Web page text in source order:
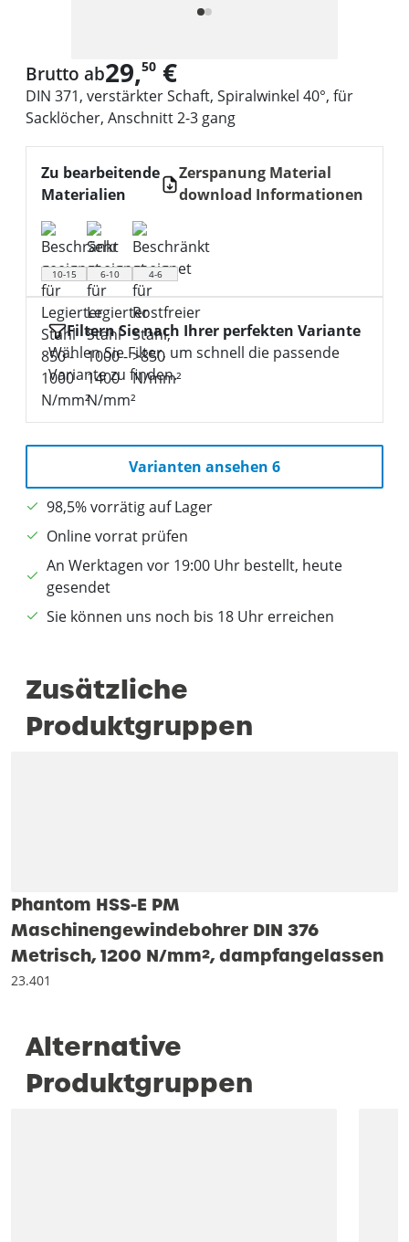
Brutto ab29,50 €
DIN 371, verstärkter Schaft, Spiralwinkel 40°, für
Sacklöcher, Anschnitt 2-3 gang
Zu bearbeitende
Materialien
Zerspanung Material
download Informationen
10-15 6-10 4-6
Filtern Sie nach Ihrer perfekten Variante
Wählen Sie Filter, um schnell die passende
Variante zu finden.
Varianten ansehen 6
98,5% vorrätig auf Lager
Online vorrat prüfen
An Werktagen vor 19:00 Uhr bestellt, heute
gesendet
Sie können uns noch bis 18 Uhr erreichen
Zusätzliche
Produktgruppen
Phantom HSS-E PM
Maschinengewindebohrer DIN 376
Metrisch, 1200 N/mm², dampfangelassen
23.401
Alternative
Produktgruppen